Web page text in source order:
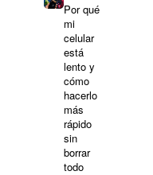
Por qué
mi
celular
está
lento y
cómo
hacerlo
más
rápido
sin
borrar
todo